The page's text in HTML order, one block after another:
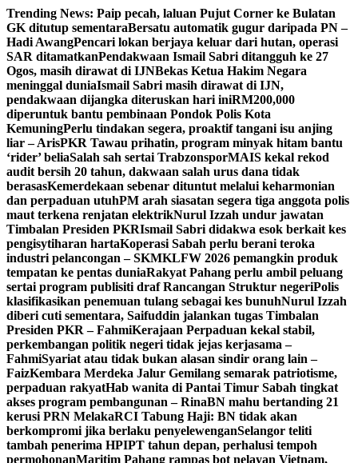
Skip
to
content
Trending News: Paip pecah, laluan Pujut Corner ke Bulatan
GK ditutup sementaraBersatu automatik gugur daripada PN –
Hadi AwangPencari lokan berjaya keluar dari hutan, operasi
SAR ditamatkanPendakwaan Ismail Sabri ditangguh ke 27
Ogos, masih dirawat di IJNBekas Ketua Hakim Negara
meninggal duniaIsmail Sabri masih dirawat di IJN,
pendakwaan dijangka diteruskan hari iniRM200,000
diperuntuk bantu pembinaan Pondok Polis Kota
KemuningPerlu tindakan segera, proaktif tangani isu anjing
liar – ArisPKR Tawau prihatin, program minyak hitam bantu
‘rider’ beliaSalah sah sertai TrabzonsporMAIS kekal rekod
audit bersih 20 tahun, dakwaan salah urus dana tidak
berasasKemerdekaan sebenar dituntut melalui keharmonian
dan perpaduan utuhPM arah siasatan segera tiga anggota polis
maut terkena renjatan elektrikNurul Izzah undur jawatan
Timbalan Presiden PKRIsmail Sabri didakwa esok berkait kes
pengisytiharan hartaKoperasi Sabah perlu berani teroka
industri pelancongan – SKMKLFW 2026 pemangkin produk
tempatan ke pentas duniaRakyat Pahang perlu ambil peluang
sertai program publisiti draf Rancangan Struktur negeriPolis
klasifikasikan penemuan tulang sebagai kes bunuhNurul Izzah
diberi cuti sementara, Saifuddin jalankan tugas Timbalan
Presiden PKR – FahmiKerajaan Perpaduan kekal stabil,
perkembangan politik negeri tidak jejas kerjasama –
FahmiSyariat atau tidak bukan alasan sindir orang lain –
FaizKembara Merdeka Jalur Gemilang semarak patriotisme,
perpaduan rakyatHab wanita di Pantai Timur Sabah tingkat
akses program pembangunan – RinaBN mahu bertanding 21
kerusi PRN MelakaRCI Tabung Haji: BN tidak akan
berkompromi jika berlaku penyelewenganSelangor teliti
tambah penerima HPIPT tahun depan, perhalusi tempoh
permohonanMaritim Pahang rampas bot nelayan Vietnam,